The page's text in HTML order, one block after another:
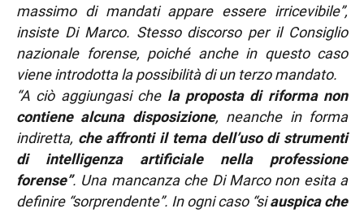
massimo di mandati appare essere irricevibile”,
insiste Di Marco. Stesso discorso per il Consiglio
nazionale forense, poiché anche in questo caso
viene introdotta la possibilità di un terzo mandato.
“A ciò aggiungasi che la proposta di riforma non
contiene alcuna disposizione, neanche in forma
indiretta, che affronti il tema dell’uso di strumenti
di intelligenza artificiale nella professione
forense”. Una mancanza che Di Marco non esita a
definire “sorprendente”. In ogni caso “siauspica che